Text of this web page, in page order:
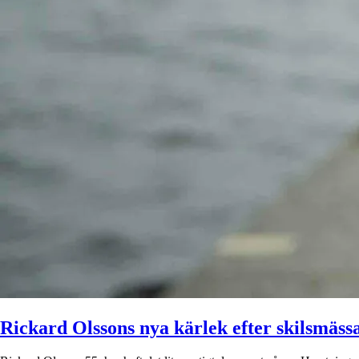
Rickard Olssons nya kärlek efter